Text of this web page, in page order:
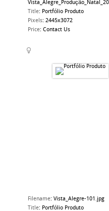
Title: Portfólio Produto
Pixels: 2445x3072
Price: Contact Us
Filename: Vista_Alegre-101.jpg
Title: Portfólio Produto